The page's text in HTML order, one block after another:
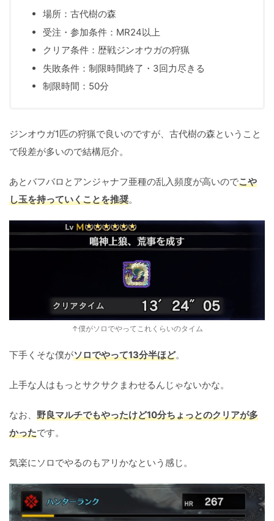
場所：古代樹の森
受注・参加条件：MR24以上
クリア条件：歴戦ジンオウガの狩猟
失敗条件：制限時間終了・3回力尽きる
制限時間：50分
ジンオウガ1匹の狩猟で良いのですが、古代樹の森ということ
で段差が多いので結構厄介。
あとバフバロとアンジャナフ亜種の乱入頻度が高いのでこや
し玉を持っていくことを推奨。
↑僕がソロでやってこれくらいのタイム
下手くそな僕がソロでやって13分半ほど。
上手な人はもっとサクサクまわせるんじゃないかな。
なお、 野良マルチでもやったけど10分ちょっとのクリアが多
かったです。
気楽にソロでやるのもアリかなという感じ。